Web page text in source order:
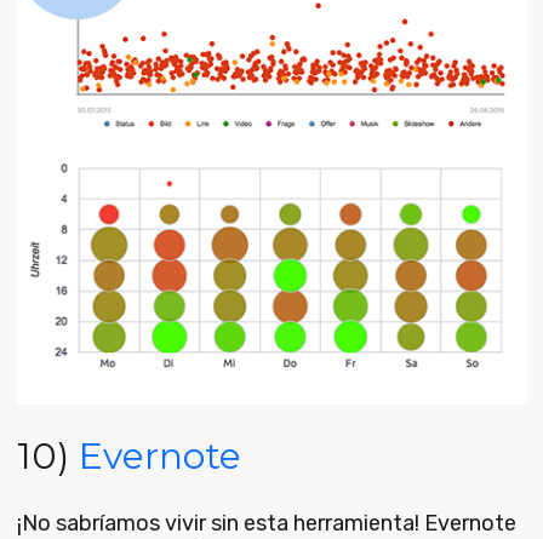
10) Evernote
¡No sabríamos vivir sin esta herramienta! Evernote